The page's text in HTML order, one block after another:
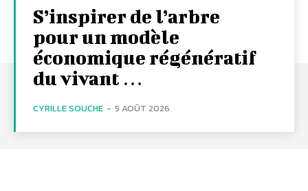
S’inspirer de l’arbre
pour un modèle
économique régénératif
du vivant …
CYRILLE SOUCHE - 5 AOÛT 2026